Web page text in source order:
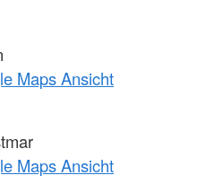
Maps Ansicht
Maps Ansicht